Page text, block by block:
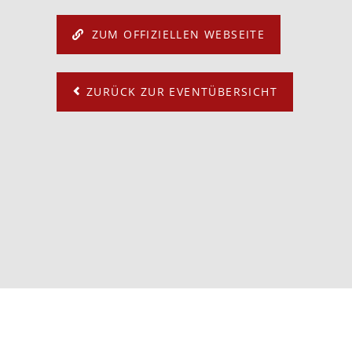
ZUM OFFIZIELLEN WEBSEITE
ZURÜCK ZUR EVENTÜBERSICHT